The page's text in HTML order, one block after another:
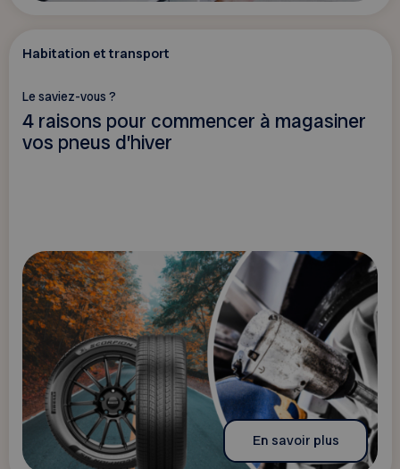
Habitation et transport
Le saviez-vous ?
4 raisons pour commencer à magasiner
vos pneus d’hiver
En savoir plus